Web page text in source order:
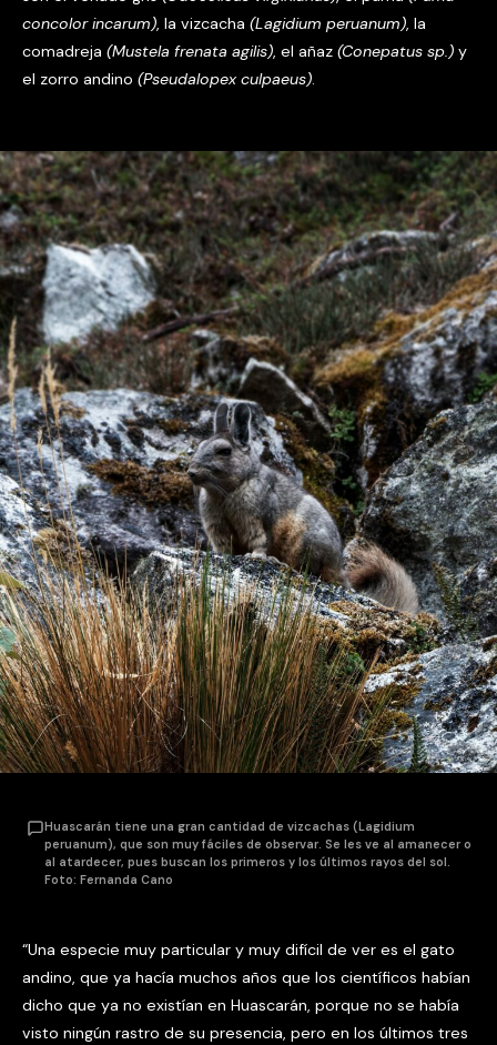
concolor incarum), la vizcacha (Lagidium peruanum), la
comadreja (Mustela frenata agilis), el añaz (Conepatus sp.) y
el zorro andino (Pseudalopex culpaeus).
Huascarán tiene una gran cantidad de vizcachas (Lagidium
peruanum), que son muy fáciles de observar. Se les ve al amanecer o
al atardecer, pues buscan los primeros y los últimos rayos del sol.
Foto: Fernanda Cano
“Una especie muy particular y muy difícil de ver es el gato
andino, que ya hacía muchos años que los científicos habían
dicho que ya no existían en Huascarán, porque no se había
visto ningún rastro de su presencia, pero en los últimos tres